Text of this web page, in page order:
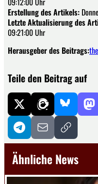
Erstellung des Artikels:
Letzte Aktualisierung des
09:21:00 Uhr
Herausgeber des Beitrags:
Teile den Beitrag auf
Ähnliche News